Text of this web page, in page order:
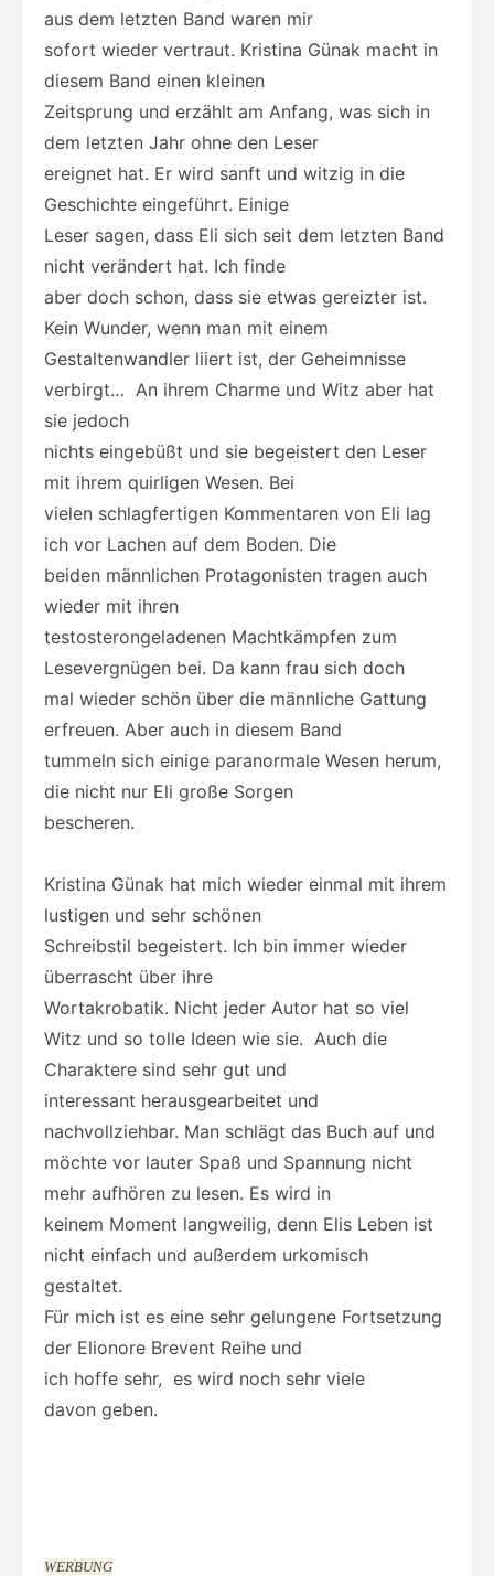
aus dem letzten Band waren mir
sofort wieder vertraut. Kristina Günak macht in
diesem Band einen kleinen
Zeitsprung und erzählt am Anfang, was sich in
dem letzten Jahr ohne den Leser
ereignet hat. Er wird sanft und witzig in die
Geschichte eingeführt. Einige
Leser sagen, dass Eli sich seit dem letzten Band
nicht verändert hat. Ich finde
aber doch schon, dass sie etwas gereizter ist.
Kein Wunder, wenn man mit einem
Gestaltenwandler liiert ist, der Geheimnisse
verbirgt… An ihrem Charme und Witz aber hat
sie jedoch
nichts eingebüßt und sie begeistert den Leser
mit ihrem quirligen Wesen. Bei
vielen schlagfertigen Kommentaren von Eli lag
ich vor Lachen auf dem Boden. Die
beiden männlichen Protagonisten tragen auch
wieder mit ihren
testosterongeladenen Machtkämpfen zum
Lesevergnügen bei. Da kann frau sich doch
mal wieder schön über die männliche Gattung
erfreuen. Aber auch in diesem Band
tummeln sich einige paranormale Wesen herum,
die nicht nur Eli große Sorgen
bescheren.
Kristina Günak hat mich wieder einmal mit ihrem
lustigen und sehr schönen
Schreibstil begeistert. Ich bin immer wieder
überrascht über ihre
Wortakrobatik. Nicht jeder Autor hat so viel
Witz und so tolle Ideen wie sie. Auch die
Charaktere sind sehr gut und
interessant herausgearbeitet und
nachvollziehbar. Man schlägt das Buch auf und
möchte vor lauter Spaß und Spannung nicht
mehr aufhören zu lesen. Es wird in
keinem Moment langweilig, denn Elis Leben ist
nicht einfach und außerdem urkomisch
gestaltet.
Für mich ist es eine sehr gelungene Fortsetzung
der Elionore Brevent Reihe und
ich hoffe sehr, es wird noch sehr viele
davon geben.
Engel lieben gefährlich